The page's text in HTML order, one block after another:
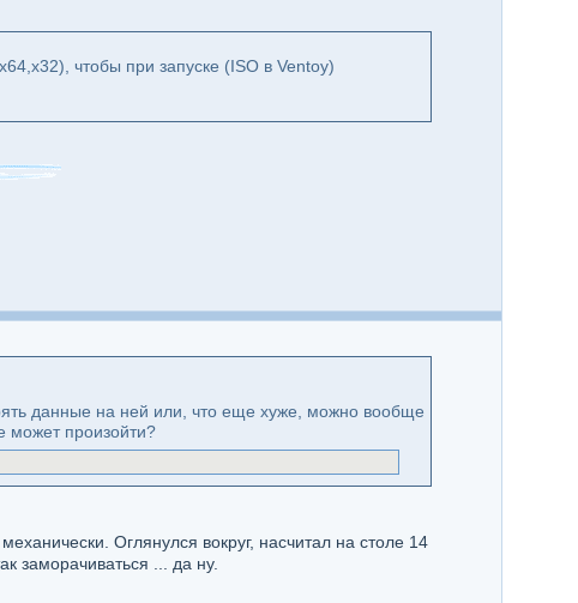
чтобы при запуске (ISO в Ventoy)
данные на ней или, что еще хуже, можно вообще
может произойти?
Оглянулся вокруг, насчитал на столе 14
заморачиваться ... да ну.